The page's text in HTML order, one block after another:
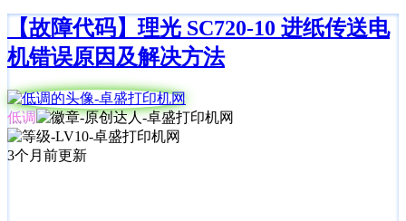
【故障代码】理光 SC720-10 进纸传送电
机错误原因及解决方法
低调
3个月前更新